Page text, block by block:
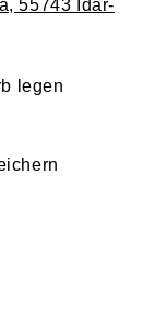
55743 Idar-
legen